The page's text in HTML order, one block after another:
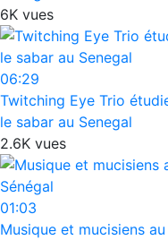
6K vues
06:29
Twitching Eye Trio
le sabar au Senegal
2.6K vues
01:03
Musique et mucisiens au